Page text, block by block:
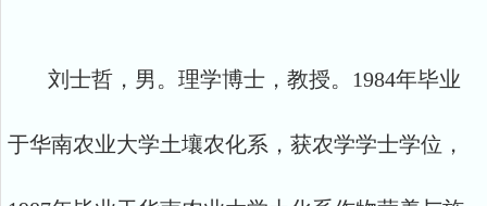
刘士哲，男。理学博士，教授。1984年毕业
于华南农业大学土壤农化系，获农学学士学位，